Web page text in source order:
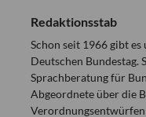
Redaktionsstab
Schon seit 1966 gibt
Deutschen Bundestag.
Sprachberatung für
Abgeordnete über die
Verordnungsentwürfen